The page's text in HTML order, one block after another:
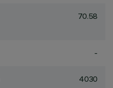
70.58
-
4030